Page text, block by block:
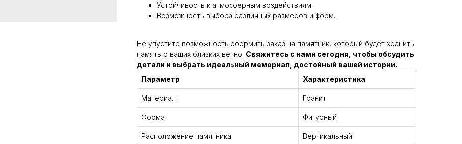
Устойчивость к атмосферным воздействиям.
Возможность выбора различных размеров и форм.
Не упустите возможность оформить заказ на памятник, который будет хранить
память о ваших близких вечно. Свяжитесь с нами сегодня, чтобы обсудить
детали и выбрать идеальный мемориал, достойный вашей истории.
Параметр
Характеристика
Материал Гранит
Форма Фигурный
Расположение памятника Вертикальный